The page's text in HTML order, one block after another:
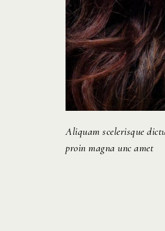
Aliquam scelerisque
proin magna unc amet